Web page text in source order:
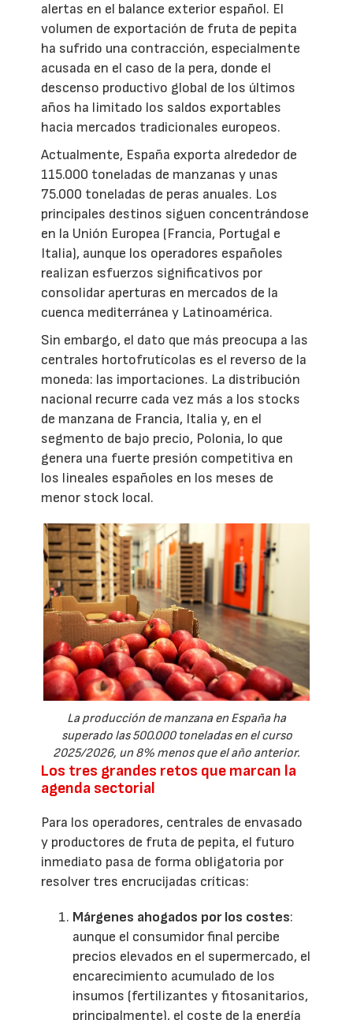
alertas en el balance exterior español. El
volumen de exportación de fruta de pepita
ha sufrido una contracción, especialmente
acusada en el caso de la pera, donde el
descenso productivo global de los últimos
años ha limitado los saldos exportables
hacia mercados tradicionales europeos.
Actualmente, España exporta alrededor de
115.000 toneladas de manzanas y unas
75.000 toneladas de peras anuales. Los
principales destinos siguen concentrándose
en la Unión Europea (Francia, Portugal e
Italia), aunque los operadores españoles
realizan esfuerzos significativos por
consolidar aperturas en mercados de la
cuenca mediterránea y Latinoamérica.
Sin embargo, el dato que más preocupa a las
centrales hortofrutícolas es el reverso de la
moneda: las importaciones. La distribución
nacional recurre cada vez más a los stocks
de manzana de Francia, Italia y, en el
segmento de bajo precio, Polonia, lo que
genera una fuerte presión competitiva en
los lineales españoles en los meses de
menor stock local.
La producción de manzana en España ha
superado las 500.000 toneladas en el curso
2025/2026, un 8% menos que el año anterior.
Los tres grandes retos que marcan la
agenda sectorial
Para los operadores, centrales de envasado
y productores de fruta de pepita, el futuro
inmediato pasa de forma obligatoria por
resolver tres encrucijadas críticas:
Márgenes ahogados por los costes:
aunque el consumidor final percibe
precios elevados en el supermercado, el
encarecimiento acumulado de los
insumos (fertilizantes y fitosanitarios,
principalmente), el coste de la energía